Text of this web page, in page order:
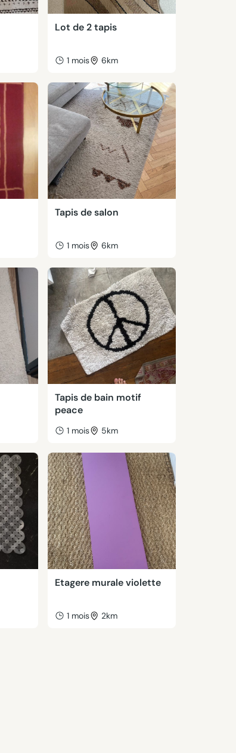
Lot de 2 tapis
1 mois 6km
Tapis de salon
1 mois 6km
Tapis de bain motif
peace
1 mois 5km
Etagere murale violette
1 mois 2km